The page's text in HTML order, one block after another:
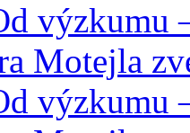
výzkumu
Motejla
výzkumu